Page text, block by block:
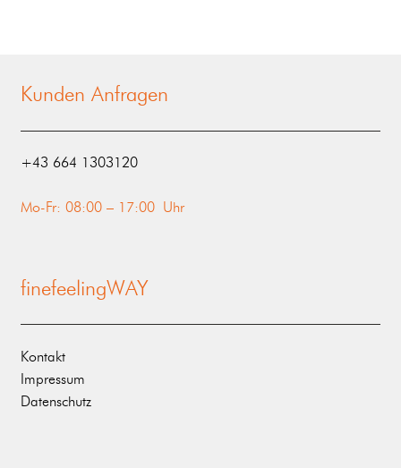
Kunden Anfragen
‭+43 664 1303120‬
Mo-Fr: 08:00 – 17:00 Uhr
finefeelingWAY
Kontakt
Impressum
Datenschutz